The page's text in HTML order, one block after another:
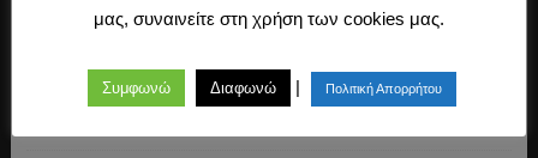
Ο Μακιαβέλι, η Δημοκρατία και η εκλογή
των αρχόντων
μας, συναινείτε στη χρήση των cookies μας.
Συμφωνώ Διαφωνώ | Πολιτική Απορρήτου